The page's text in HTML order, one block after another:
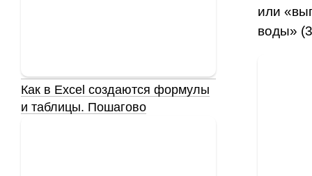
или
воды»
Как в Excel создаются формулы
и таблицы. Пошагово